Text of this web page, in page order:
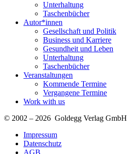
Unterhaltung
Taschenbücher
Autor*innen
Gesellschaft und Politik
Business und Karriere
Gesundheit und Leben
Unterhaltung
Taschenbücher
Veranstaltungen
Kommende Termine
Vergangene Termine
Work with us
© 2002 – 2026 Goldegg Verlag GmbH
Impressum
Datenschutz
AGB